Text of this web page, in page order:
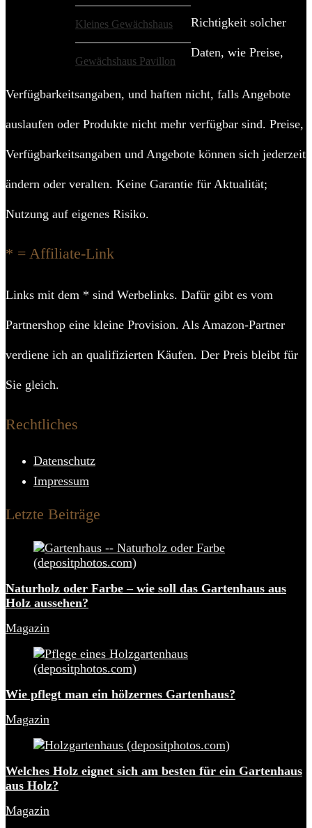
Kleines Gewächshaus
Gewächshaus Pavillon
Richtigkeit solcher
Daten, wie Preise,
Verfügbarkeitsangaben, und haften nicht, falls Angebote
auslaufen oder Produkte nicht mehr verfügbar sind. Preise,
Verfügbarkeitsangaben und Angebote können sich jederzeit
ändern oder veralten. Keine Garantie für Aktualität;
Nutzung auf eigenes Risiko.
* = Affiliate-Link
Links mit dem * sind Werbelinks. Dafür gibt es vom
Partnershop eine kleine Provision. Als Amazon-Partner
verdiene ich an qualifizierten Käufen. Der Preis bleibt für
Sie gleich.
Rechtliches
Datenschutz
Impressum
Letzte Beiträge
Naturholz oder Farbe – wie soll das Gartenhaus aus
Holz aussehen?
Magazin
Wie pflegt man ein hölzernes Gartenhaus?
Magazin
Welches Holz eignet sich am besten für ein Gartenhaus
aus Holz?
Magazin